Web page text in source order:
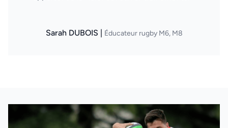
Sarah DUBOIS | Éducateur rugby M6, M8